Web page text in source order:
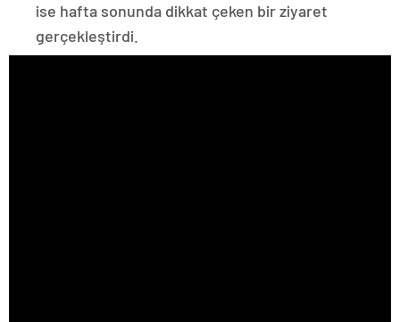
ise hafta sonunda dikkat çeken bir ziyaret
gerçekleştirdi.